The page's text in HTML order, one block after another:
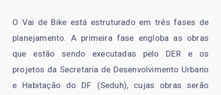
O Vai de Bike está estruturado em três fases de
planejamento. A primeira fase engloba as obras
que estão sendo executadas pelo DER e os
projetos da Secretaria de Desenvolvimento Urbano
e Habitação do DF (Seduh), cujas obras serão